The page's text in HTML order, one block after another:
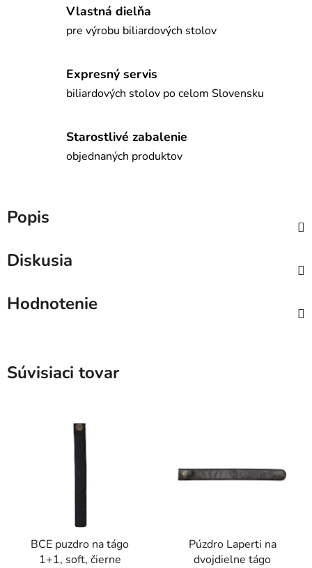
Vlastná dielňa
pre výrobu biliardových stolov
Expresný servis
biliardových stolov po celom Slovensku
Starostlivé zabalenie
objednaných produktov
Popis
Diskusia
Hodnotenie
Súvisiaci tovar
BCE puzdro na tágo
1+1, soft, čierne
Púzdro Laperti na
dvojdielne tágo